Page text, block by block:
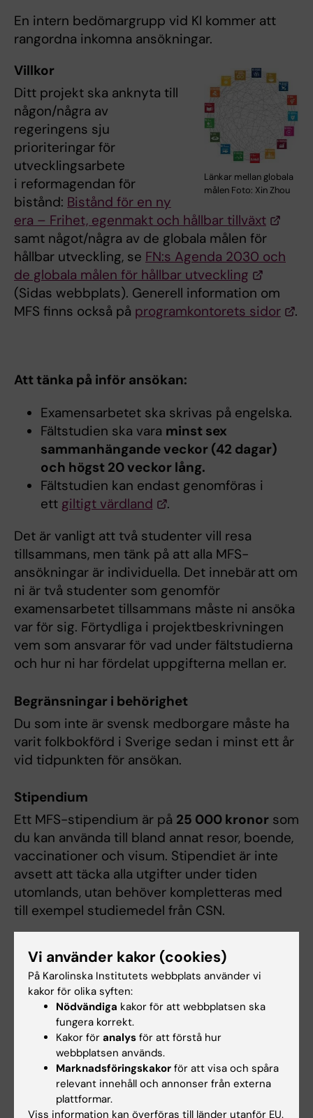
En intern bedömargrupp vid KI kommer att
rangordna inkomna ansökningar.
Länkar mellan globala
målen Foto: Xin Zhou
Villkor
Ditt projekt ska anknyta till
någon/några av
regeringens sju
prioriteringar för
utvecklingsarbete
i reformagendan för
bistånd: Bistånd för en ny
era – Frihet, egenmakt och hållbar tillväxt
samt något/några av de globala målen för
hållbar utveckling, se FN:s Agenda 2030 och
de globala målen för hållbar utveckling
(Sidas webbplats). Generell information om
MFS finns också på programkontorets sidor .
Att tänka på inför ansökan:
Examensarbetet ska skrivas på engelska.
Fältstudien ska vara minst sex
sammanhängande veckor (42 dagar)
och högst 20 veckor lång.
Fältstudien kan endast genomföras i
ett giltigt värdland
.
Det är vanligt att två studenter vill resa
tillsammans, men tänk på att alla MFS-
ansökningar är individuella. Det innebär att om
ni är två studenter som genomför
examensarbetet tillsammans måste ni ansöka
var för sig. Förtydliga i projektbeskrivningen
vem som ansvarar för vad under fältstudierna
och hur ni har fördelat uppgifterna mellan er.
Begränsningar i behörighet
Du som inte är svensk medborgare måste ha
varit folkbokförd i Sverige sedan i minst ett år
vid tidpunkten för ansökan.
Stipendium
Ett MFS-stipendium är på 25 000 kronor som
du kan använda till bland annat resor, boende,
vaccinationer och visum. Stipendiet är inte
avsett att täcka alla utgifter under tiden
utomlands, utan behöver kompletteras med
till exempel studiemedel från CSN.
Ansökan
Länk till ansökningsformulär
Bifoga följande dokument till din
ansökan (alla dokument ska vara på
engelska)
Vi använder kakor (cookies)
På Karolinska Institutets webbplats använder vi
kakor för olika syften:
Nödvändiga kakor för att webbplatsen ska
fungera korrekt.
Kakor för analys för att förstå hur
webbplatsen används.
Marknadsföringskakor för att visa och spåra
relevant innehåll och annonser från externa
plattformar.
Viss information kan överföras till länder utanför EU.